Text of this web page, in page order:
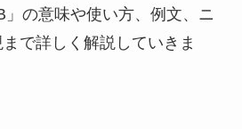
」の意味や使い方、例文、ニ
で詳しく解説していきま